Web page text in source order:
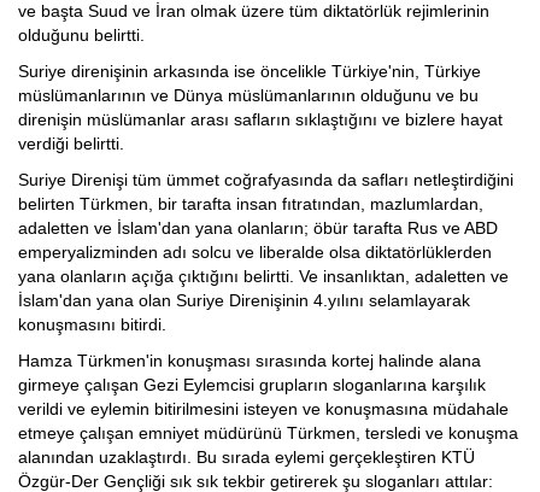
ve başta Suud ve İran olmak üzere tüm diktatörlük rejimlerinin
olduğunu belirtti.
Suriye direnişinin arkasında ise öncelikle Türkiye'nin, Türkiye
müslümanlarının ve Dünya müslümanlarının olduğunu ve bu
direnişin müslümanlar arası safların sıklaştığını ve bizlere hayat
verdiği belirtti.
Suriye Direnişi tüm ümmet coğrafyasında da safları netleştirdiğini
belirten Türkmen, bir tarafta insan fıtratından, mazlumlardan,
adaletten ve İslam'dan yana olanların; öbür tarafta Rus ve ABD
emperyalizminden adı solcu ve liberalde olsa diktatörlüklerden
yana olanların açığa çıktığını belirtti. Ve insanlıktan, adaletten ve
İslam'dan yana olan Suriye Direnişinin 4.yılını selamlayarak
konuşmasını bitirdi.
Hamza Türkmen'in konuşması sırasında kortej halinde alana
girmeye çalışan Gezi Eylemcisi grupların sloganlarına karşılık
verildi ve eylemin bitirilmesini isteyen ve konuşmasına müdahale
etmeye çalışan emniyet müdürünü Türkmen, tersledi ve konuşma
alanından uzaklaştırdı. Bu sırada eylemi gerçekleştiren KTÜ
Özgür-Der Gençliği sık sık tekbir getirerek şu sloganları attılar: